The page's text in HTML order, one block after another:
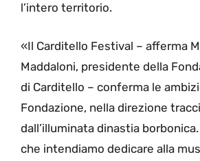
l’intero territorio.
«Il Carditello Festival – afferma
Maddaloni, presidente della
di Carditello – conferma le
Fondazione, nella direzione
dall’illuminata dinastia
che intendiamo dedicare alla